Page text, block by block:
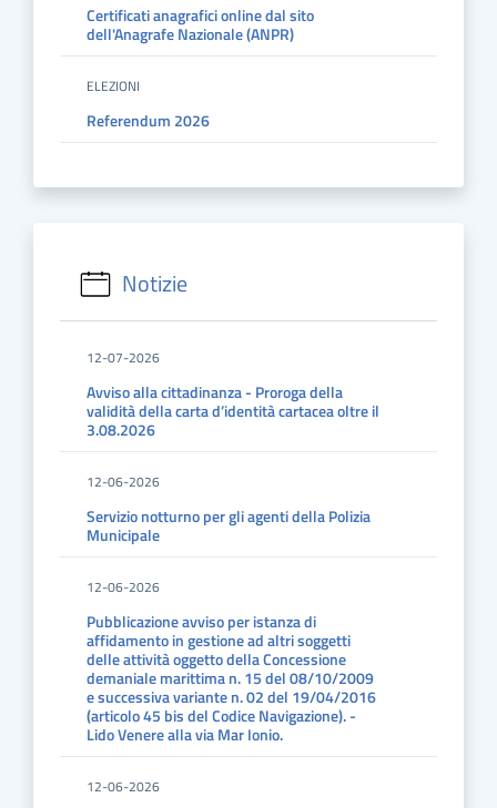
Certificati anagrafici online dal sito
dell'Anagrafe Nazionale (ANPR)
ELEZIONI
Referendum 2026
Notizie
12-07-2026
Avviso alla cittadinanza - Proroga della
validità della carta d’identità cartacea oltre il
3.08.2026
12-06-2026
Servizio notturno per gli agenti della Polizia
Municipale
12-06-2026
Pubblicazione avviso per istanza di
affidamento in gestione ad altri soggetti
delle attività oggetto della Concessione
demaniale marittima n. 15 del 08/10/2009
e successiva variante n. 02 del 19/04/2016
(articolo 45 bis del Codice Navigazione). -
Lido Venere alla via Mar Ionio.
12-06-2026